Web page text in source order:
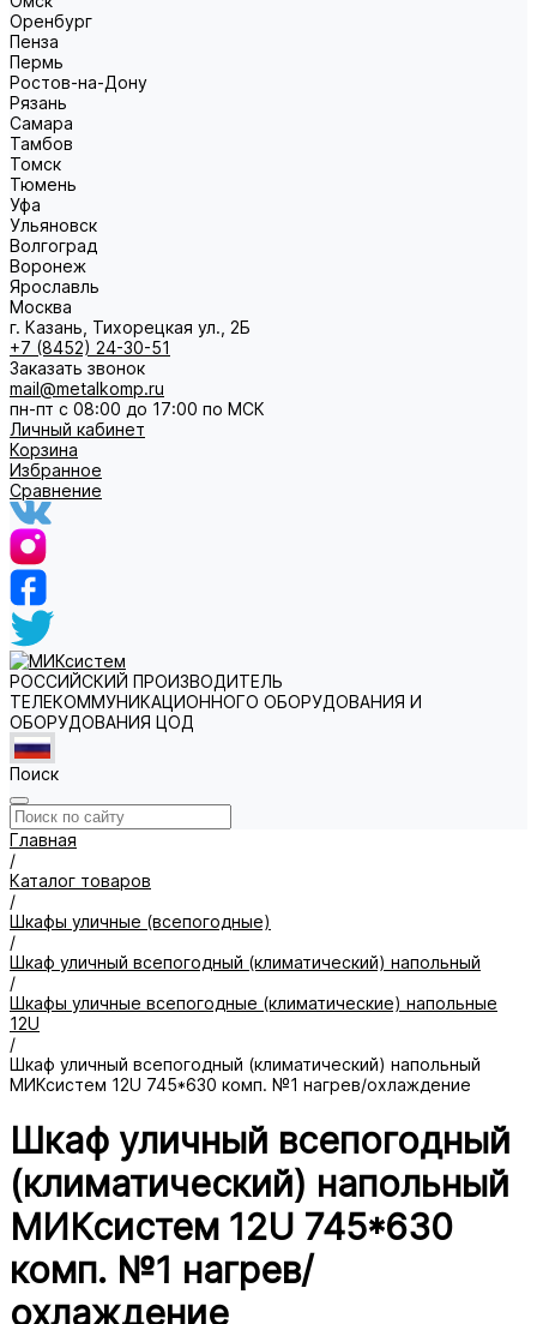
Оренбург
Пенза
Пермь
Ростов-на-Дону
Рязань
Самара
Тамбов
Томск
Тюмень
Уфа
Ульяновск
Волгоград
Воронеж
Ярославль
Москва
г. Казань, Тихорецкая ул., 2Б
+7 (8452) 24-30-51
Заказать звонок
mail@metalkomp.ru
пн-пт с 08:00 до 17:00 по МСК
Личный кабинет
Корзина
Избранное
Сравнение
РОССИЙСКИЙ ПРОИЗВОДИТЕЛЬ
ТЕЛЕКОММУНИКАЦИОННОГО ОБОРУДОВАНИЯ И
ОБОРУДОВАНИЯ ЦОД
Поиск
Главная
/
Каталог товаров
/
Шкафы уличные (всепогодные)
/
Шкаф уличный всепогодный (климатический) напольный
/
Шкафы уличные всепогодные (климатические) напольные
12U
/
Шкаф уличный всепогодный (климатический) напольный
МИКсистем 12U 745*630 комп. №1 нагрев/охлаждение
Шкаф уличный всепогодный
(климатический) напольный
МИКсистем 12U 745*630
комп. №1 нагрев/
охлаждение